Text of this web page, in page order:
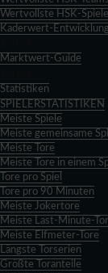
Wertvollste HSK-
Kaderwert-
Marktwert-Guide
Statistiken
SPIELERSTATISTIKEN
Meiste Spiele
Meiste gemeinsame
Meiste Tore
Meiste Tore in einem
Tore pro Spiel
Tore pro 90 Minuten
Meiste Jokertore
Meiste Last-Minute-
Meiste Elfmeter-Tore
Längste Torserien
Größte Toranteile